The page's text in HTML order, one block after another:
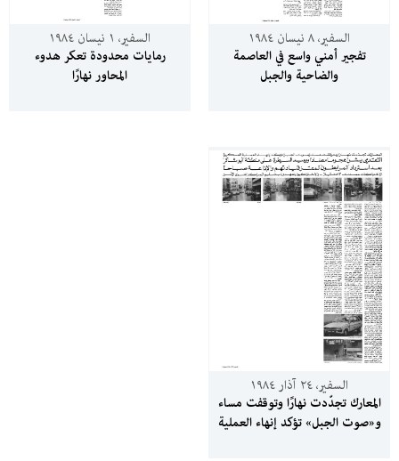
السفير، ٨ نيسان ١٩٨٤
تفجير أمني واسع في العاصمة
والضاحية والجبل
السفير، ١ نيسان ١٩٨٤
رمايات محدودة تعكر هدوء
المحاور نهارًا
السفير، ٢٤ آذار ١٩٨٤
المعارك تجدّدت نهارًا وتوقفت مساء
و«صوت الجبل» تؤكد إنهاء العملية